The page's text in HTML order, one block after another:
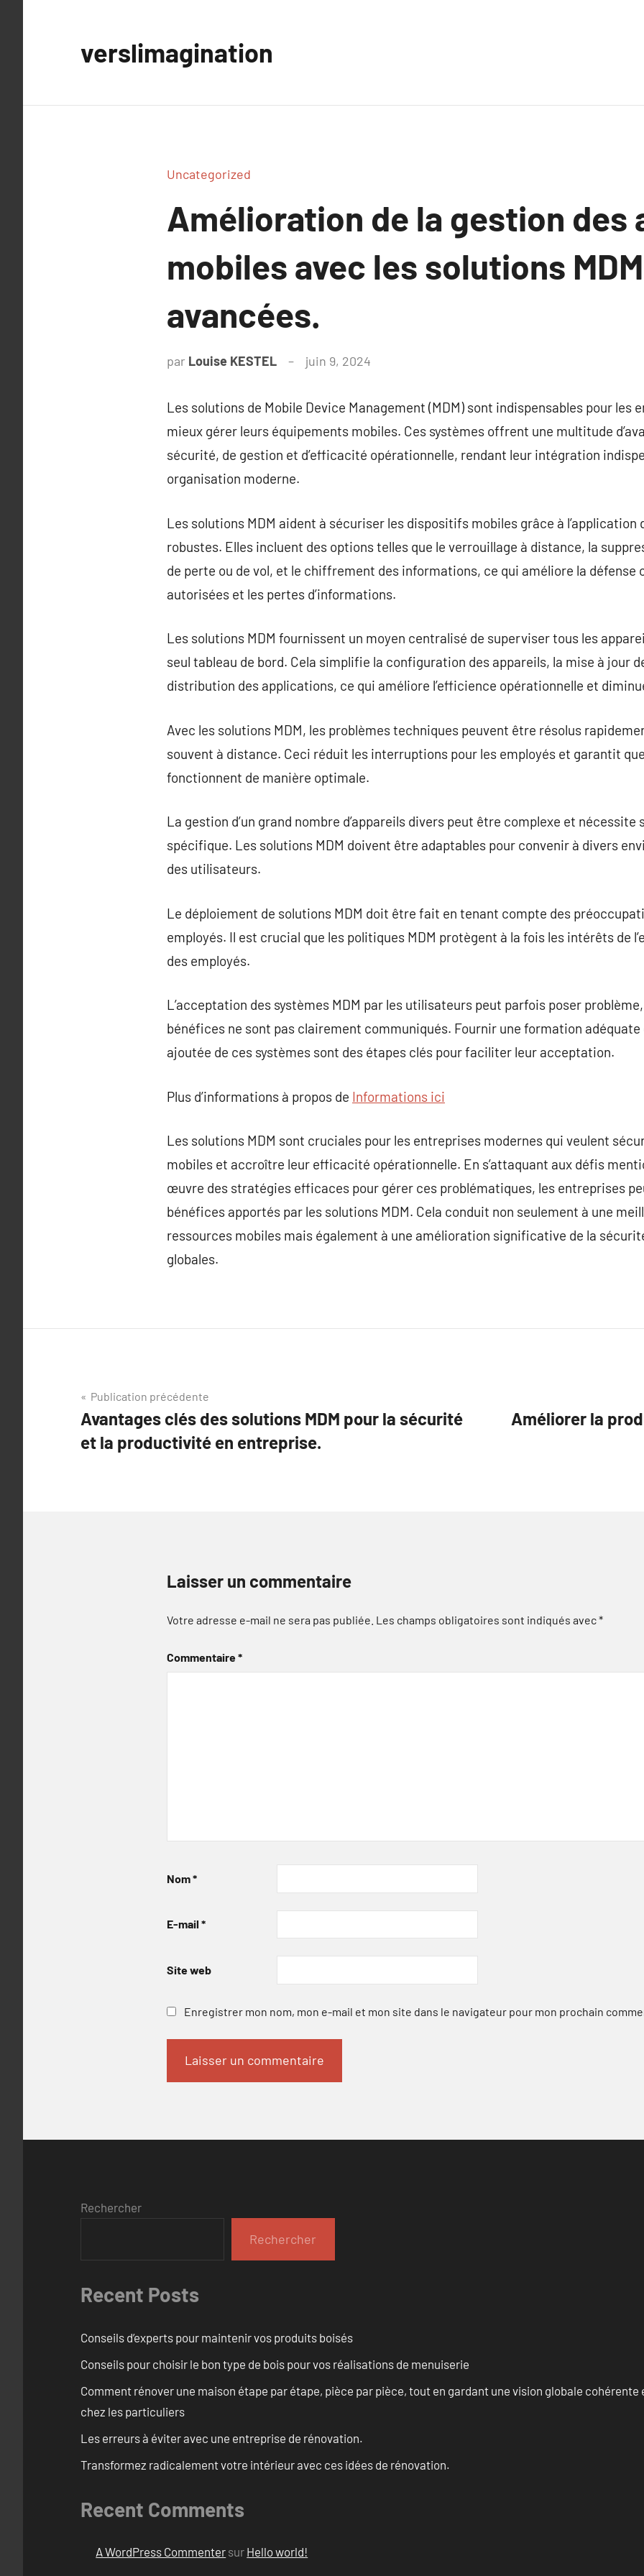
verslimagination
Uncategorized
Amélioration de la gestion des
mobiles avec les solutions MDM
avancées.
par Louise KESTEL juin 9, 2024
Les solutions de Mobile Device Management (MDM) sont indispensables pour les
mieux gérer leurs équipements mobiles. Ces systèmes offrent une multitude
sécurité, de gestion et d’efficacité opérationnelle, rendant leur intégration
organisation moderne.
Les solutions MDM aident à sécuriser les dispositifs mobiles grâce à
robustes. Elles incluent des options telles que le verrouillage à distance, la
de perte ou de vol, et le chiffrement des informations, ce qui améliore la défense
autorisées et les pertes d’informations.
Les solutions MDM fournissent un moyen centralisé de superviser tous les
seul tableau de bord. Cela simplifie la configuration des appareils, la mise à jour
distribution des applications, ce qui améliore l’efficience opérationnelle et
Avec les solutions MDM, les problèmes techniques peuvent être résolus
souvent à distance. Ceci réduit les interruptions pour les employés et garantit
fonctionnent de manière optimale.
La gestion d’un grand nombre d’appareils divers peut être complexe et nécessite
spécifique. Les solutions MDM doivent être adaptables pour convenir à divers
des utilisateurs.
Le déploiement de solutions MDM doit être fait en tenant compte des
employés. Il est crucial que les politiques MDM protègent à la fois les intérêts de
des employés.
L’acceptation des systèmes MDM par les utilisateurs peut parfois poser
bénéfices ne sont pas clairement communiqués. Fournir une formation
ajoutée de ces systèmes sont des étapes clés pour faciliter leur acceptation.
Plus d’informations à propos de Informations ici
Les solutions MDM sont cruciales pour les entreprises modernes qui veulent
mobiles et accroître leur efficacité opérationnelle. En s’attaquant aux défis
œuvre des stratégies efficaces pour gérer ces problématiques, les entreprises
bénéfices apportés par les solutions MDM. Cela conduit non seulement à une
ressources mobiles mais également à une amélioration significative de la
globales.
Navigation
de
l’article
Publication précédente
Avantages clés des solutions MDM pour la sécurité
et la productivité en entreprise.
Améliorer la
Laisser un commentaire
Votre adresse e-mail ne sera pas publiée. Les champs obligatoires sont indiqués avec*
Commentaire*
Nom*
E-mail *
Site web
Enregistrer mon nom, mon e-mail et mon site dans le navigateur pour mon prochain
Rechercher
Rechercher
Recent Posts
Conseils d’experts pour maintenir vos produits boisés
Conseils pour choisir le bon type de bois pour vos réalisations de menuiserie
Comment rénover une maison étape par étape, pièce par pièce, tout en gardant une vision globale
chez les particuliers
Les erreurs à éviter avec une entreprise de rénovation.
Transformez radicalement votre intérieur avec ces idées de rénovation.
Recent Comments
A WordPress Commenter sur Hello world!